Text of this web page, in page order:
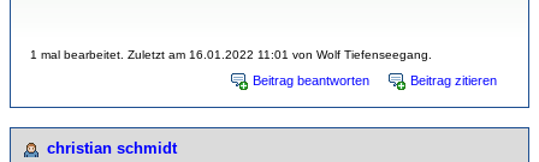
1 mal bearbeitet. Zuletzt am 16.01.2022 11:01 von Wolf Tiefenseegang.
Beitrag beantworten Beitrag zitieren
christian schmidt